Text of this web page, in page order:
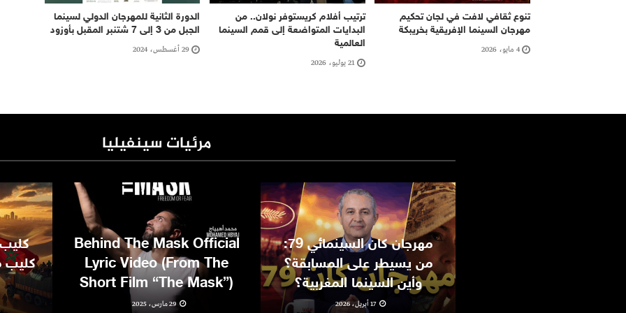
تنوع ثقافي لافت في لجان تحكيم
مهرجان السينما الإفريقية بخريبكة
4 مايو، 2026
ترتيب أفلام كريستوفر نولان.. من
البدايات المتواضعة إلى قمم السينما
العالمية
21 يوليو، 2026
الدورة الثانية للمهرجان الدولي لسينما
الجبل من 3 إلى 7 شتنبر المقبل بأوزود
29 أغسطس، 2024
مرئيات سينفيليا
مهرجان كان السينمائي 79:
من يسيطر على المسابقة؟
وأين السينما المغربية؟
17 أبريل، 2026
Behind The Mask Official
Lyric Video (From The
Short Film “The Mask”)
29 مارس، 2025
كليب